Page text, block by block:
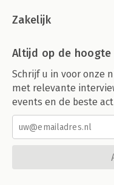
Zakelijk
Altijd op de hoogte
Schrijf u in voor onze
met relevante
events en de beste